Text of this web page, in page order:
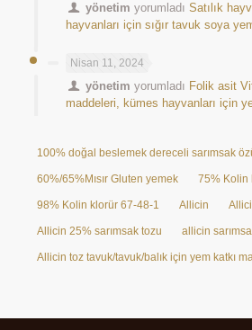
yönetim yorumladıSatılık
hayvanları için sığır tavuk soya
Nisan 11, 2024
yönetim yorumladı Folik asit
maddeleri, kümes hayvanları için
100% doğal beslemek dereceli sarımsak
60%/65%Mısır Gluten yemek 75% Kolin
98% Kolin klorür 67-48-1 Allicin
Allicin 25% sarımsak tozu allicin
Allicin toz tavuk/tavuk/balık için yem katkı